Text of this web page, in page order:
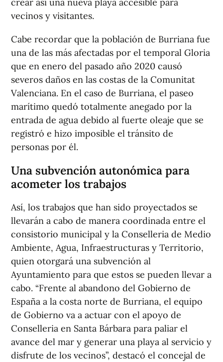
crear así una nueva playa accesible para
vecinos y visitantes.
Cabe recordar que la población de Burriana fue
una de las más afectadas por el temporal Gloria
que en enero del pasado año 2020 causó
severos daños en las costas de la Comunitat
Valenciana. En el caso de Burriana, el paseo
marítimo quedó totalmente anegado por la
entrada de agua debido al fuerte oleaje que se
registró e hizo imposible el tránsito de
personas por él.
Una subvención autonómica para
acometer los trabajos
Así, los trabajos que han sido proyectados se
llevarán a cabo de manera coordinada entre el
consistorio municipal y la Conselleria de Medio
Ambiente, Agua, Infraestructuras y Territorio,
quien otorgará una subvención al
Ayuntamiento para que estos se pueden llevar a
cabo. “Frente al abandono del Gobierno de
España a la costa norte de Burriana, el equipo
de Gobierno va a actuar con el apoyo de
Conselleria en Santa Bárbara para paliar el
avance del mar y generar una playa al servicio y
disfrute de los vecinos”, destacó el concejal de